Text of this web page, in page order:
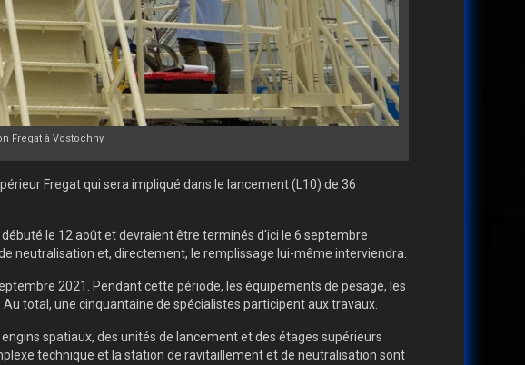
Fregat à Vostochny.
Fregat qui sera impliqué dans le lancement (L10) de 36
le 12 août et devraient être terminés d'ici le 6 septembre
neutralisation et, directement, le remplissage lui-même interviendra.
2021. Pendant cette période, les équipements de pesage, les
total, une cinquantaine de spécialistes participent aux travaux.
spatiaux, des unités de lancement et des étages supérieurs
technique et la station de ravitaillement et de neutralisation sont